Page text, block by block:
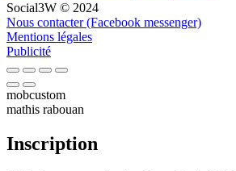
Social3W © 2024
Nous contacter (Facebook messenger)
Mentions légales
Publicité
mobcustom
mathis rabouan
Inscription